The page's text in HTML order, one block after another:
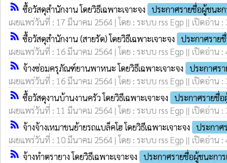
rss_feed ซื้อวัสดุสำนักงาน โดยวิธีเฉพาะเจาะจง
ประกาศรายชื่อผู้ชนะก
เผยแพร่วันที่ : 17 มีนาคม 2564 | โดย : ระบบ rss Egp || เปิดอ่าน :
rss_feed ซื้อวัสดุสำนักงาน (สายรัด) โดยวิธีเฉพาะเจาะจง
ประกาศราย
เผยแพร่วันที่ : 16 มีนาคม 2564 | โดย : ระบบ rss Egp || เปิดอ่าน :
rss_feed จ้างซ่อมครุภัณฑ์ยานพาหนะ โดยวิธีเฉพาะเจาะจง
ประกาศร
เผยแพร่วันที่ : 16 มีนาคม 2564 | โดย : ระบบ rss Egp || เปิดอ่าน :
rss_feed ซื้อวัสดุงานบ้านงานครัว โดยวิธีเฉพาะเจาะจง
ประกาศรายชื่
เผยแพร่วันที่ : 11 มีนาคม 2564 | โดย : ระบบ rss Egp || เปิดอ่าน :
rss_feed จ้างจ้างเหมาขนย้ายรถแบล็คโฮ โดยวิธีเฉพาะเจาะจง
ประกาศ
เผยแพร่วันที่ : 10 มีนาคม 2564 | โดย : ระบบ rss Egp || เปิดอ่าน :
rss_feed จ้างทำตรายาง โดยวิธีเฉพาะเจาะจง
ประกาศรายชื่อผู้ชนะกา